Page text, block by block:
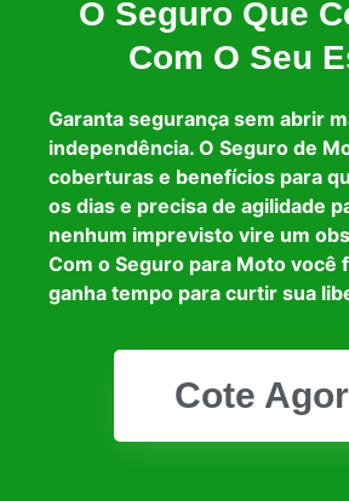
O Seguro Que
Com O Seu
Garanta segurança sem abrir
independência. O Seguro de
coberturas e benefícios para
os dias e precisa de agilidade
nenhum imprevisto vire um
Com o Seguro para Moto você
ganha tempo para curtir sua
Cote